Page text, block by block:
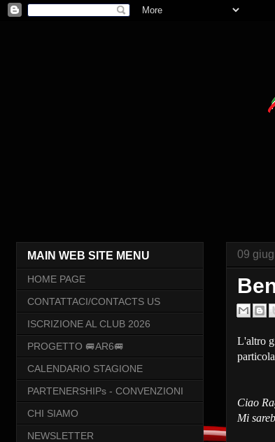
09
L'altro
Ciao
Mi
MAIN WEB SITE MENU
HOME PAGE
CONTATTACI/CONTACTS US
ISCRIZIONE AL CLUB 2026
PROGETTO 🚐AR6🚐
CALENDARIO STAGIONE
PARTENERSHIPs - CONVENZIONI
CHI SIAMO
NEWSLETTER